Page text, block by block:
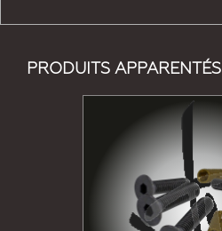
PRODUITS APPARENTÉS